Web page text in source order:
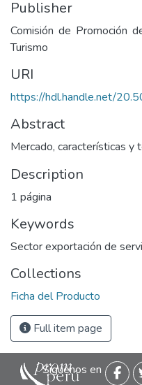
Publisher
Comisión de Promoción
Turismo
URI
https://hdl.handle.net/
Abstract
Mercado, características y
Description
1 página
Keywords
Sector exportación de
Collections
Ficha del Producto
Full item page
Siguenos en